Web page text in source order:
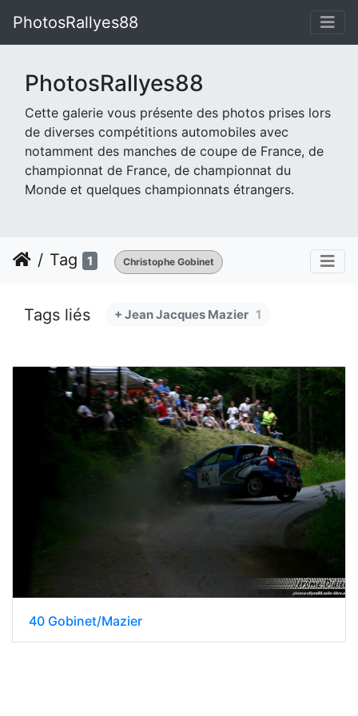
PhotosRallyes88
PhotosRallyes88
Cette galerie vous présente des photos prises lors
de diverses compétitions automobiles avec
notamment des manches de coupe de France, de
championnat de France, de championnat du
Monde et quelques championnats étrangers.
Tag 1 Christophe Gobinet
Tags liés + Jean Jacques Mazier 1
40 Gobinet/Mazier